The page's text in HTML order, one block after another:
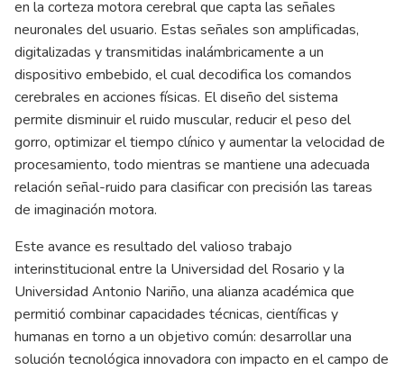
en la corteza motora cerebral que capta las señales
neuronales del usuario. Estas señales son amplificadas,
digitalizadas y transmitidas inalámbricamente a un
dispositivo embebido, el cual decodifica los comandos
cerebrales en acciones físicas. El diseño del sistema
permite disminuir el ruido muscular, reducir el peso del
gorro, optimizar el tiempo clínico y aumentar la velocidad de
procesamiento, todo mientras se mantiene una adecuada
relación señal-ruido para clasificar con precisión las tareas
de imaginación motora.
Este avance es resultado del valioso trabajo
interinstitucional entre la Universidad del Rosario y la
Universidad Antonio Nariño, una alianza académica que
permitió combinar capacidades técnicas, científicas y
humanas en torno a un objetivo común: desarrollar una
solución tecnológica innovadora con impacto en el campo de